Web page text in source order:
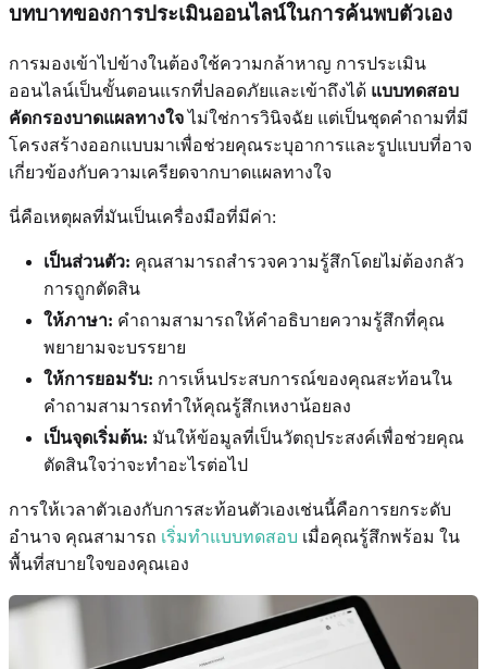
บทบาทของการประเมินออนไลน์ในการค้นพบตัวเอง
การมองเข้าไปข้างในต้องใช้ความกล้าหาญ การประเมิน
ออนไลน์เป็นขั้นตอนแรกที่ปลอดภัยและเข้าถึงได้ แบบทดสอบ
คัดกรองบาดแผลทางใจไม่ใช่การวินิจฉัย แต่เป็นชุดคำถามที่มี
โครงสร้างออกแบบมาเพื่อช่วยคุณระบุอาการและรูปแบบที่อาจ
เกี่ยวข้องกับความเครียดจากบาดแผลทางใจ
นี่คือเหตุผลที่มันเป็นเครื่องมือที่มีค่า:
เป็นส่วนตัว: คุณสามารถสำรวจความรู้สึกโดยไม่ต้องกลัว
การถูกตัดสิน
ให้ภาษา: คำถามสามารถให้คำอธิบายความรู้สึกที่คุณ
พยายามจะบรรยาย
ให้การยอมรับ: การเห็นประสบการณ์ของคุณสะท้อนใน
คำถามสามารถทำให้คุณรู้สึกเหงาน้อยลง
เป็นจุดเริ่มต้น: มันให้ข้อมูลที่เป็นวัตถุประสงค์เพื่อช่วยคุณ
ตัดสินใจว่าจะทำอะไรต่อไป
การให้เวลาตัวเองกับการสะท้อนตัวเองเช่นนี้คือการยกระดับ
อำนาจ คุณสามารถ เริ่มทำแบบทดสอบ เมื่อคุณรู้สึกพร้อม ใน
พื้นที่สบายใจของคุณเอง